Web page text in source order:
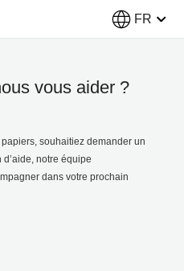
FR
vous aider ?
souhaitiez demander un
notre équipe
dans votre prochain